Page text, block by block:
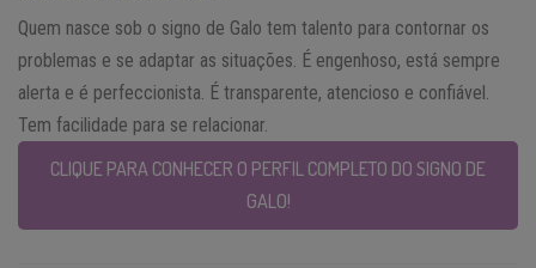
Quem nasce sob o signo de Galo tem talento para contornar os
problemas e se adaptar as situações. É engenhoso, está sempre
alerta e é perfeccionista. É transparente, atencioso e confiável.
Tem facilidade para se relacionar.
CLIQUE PARA CONHECER O PERFIL COMPLETO DO SIGNO DE
GALO!